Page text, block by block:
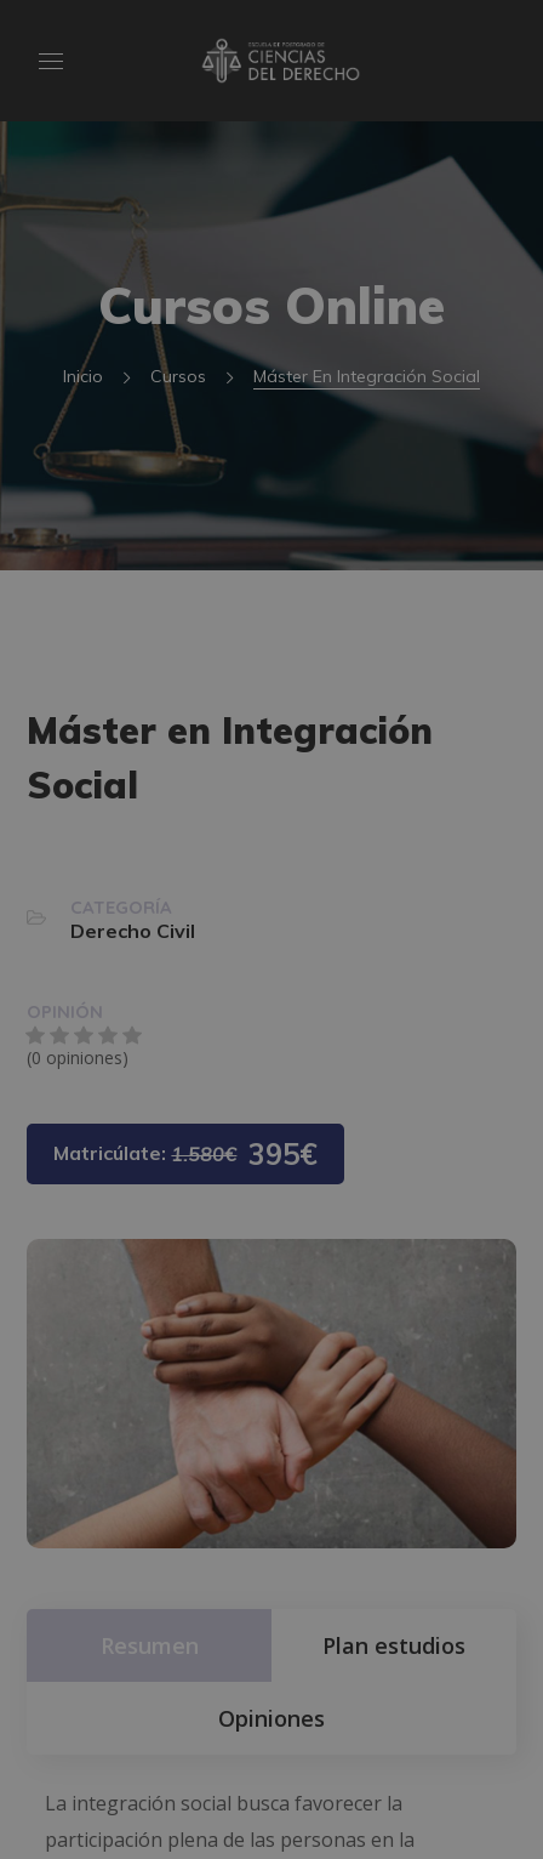
Cursos Online
Inicio Cursos Máster En Integración Social
Máster en Integración
Social
CATEGORÍA
Derecho Civil
OPINIÓN
(0 opiniones)
Matricúlate:1.580€ 395€
Resumen Plan estudios
Opiniones
La integración social busca favorecer la
participación plena de las personas en la